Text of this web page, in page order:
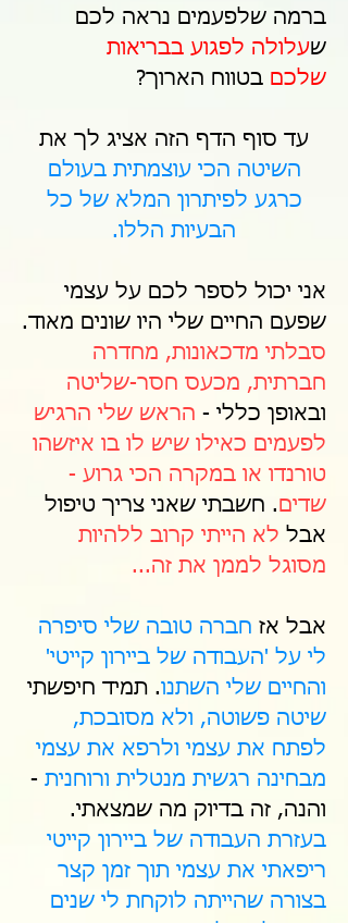
ברמה שלפעמים נראה לכם
שעלולה לפגוע בבריאות
שלכם בטווח הארוך?
עד סוף הדף הזה אציג לך את
השיטה הכי עוצמתית בעולם
כרגע לפיתרון המלא של כל
הבעיות הללו.
אני יכול לספר לכם על עצמי
שפעם החיים שלי היו שונים מאוד.
סבלתי מדכאונות, מחדרה
חברתית, מכעס חסר-שליטה
ובאופן כללי - הראש שלי הרגיש
לפעמים כאילו שיש לו בו איזשהו
טורנדו או במקרה הכי גרוע -
שדים. חשבתי שאני צריך טיפול
אבל לא הייתי קרוב ללהיות
מסוגל לממן את זה...
אבל אז חברה טובה שלי סיפרה
לי על 'העבודה של ביירון קייטי'
והחיים שלי השתנו. תמיד חיפשתי
שיטה פשוטה, ולא מסובכת,
לפתח את עצמי ולרפא את עצמי
מבחינה רגשית מנטלית ורוחנית -
והנה, זה בדיוק מה שמצאתי.
בעזרת העבודה של ביירון קייטי
ריפאתי את עצמי תוך זמן קצר
בצורה שהייתה לוקחת לי שנים